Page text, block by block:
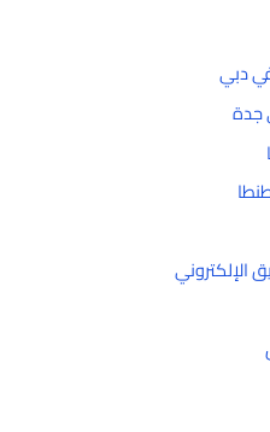
دبي
جدة
الإلكتروني